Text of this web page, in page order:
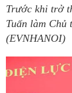
Trước khi trở
Tuấn làm
(EVNHANOI)